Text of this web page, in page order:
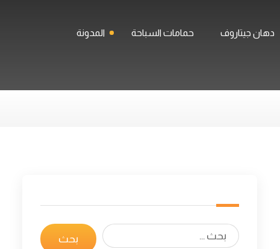
دهان جيتاروف حمامات السباحة المدونة